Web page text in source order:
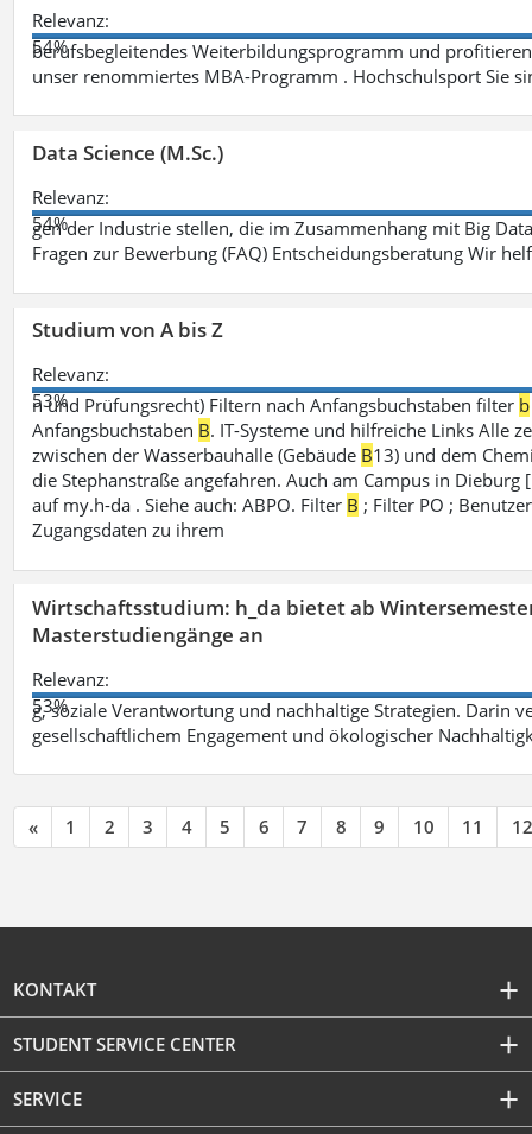
Relevanz:
54%
berufsbegleitendes Weiterbildungsprogramm und
unser renommiertes MBA-Programm . Hochschulsport Sie
Data Science (M.Sc.)
Relevanz:
54%
gen der Industrie stellen, die im Zusammenhang mit Big
Fragen zur Bewerbung (FAQ) Entscheidungsberatung Wir
Studium von A bis Z
Relevanz:
53%
n und Prüfungsrecht) Filtern nach Anfangsbuchstaben filter b
Anfangsbuchstaben B. IT-Systeme und hilfreiche Links Alle
zwischen der Wasserbauhalle (Gebäude B13) und dem
die Stephanstraße angefahren. Auch am Campus in
auf my.h-da . Siehe auch: ABPO. Filter B ; Filter PO ;
Zugangsdaten zu ihrem
Wirtschaftsstudium: h_da bietet ab
Masterstudiengänge an
Relevanz:
53%
g, soziale Verantwortung und nachhaltige Strategien. Darin
gesellschaftlichem Engagement und ökologischer
« 1 2 3 4 5 6 7 8 9 10 11 12
KONTAKT
STUDENT SERVICE CENTER
SERVICE